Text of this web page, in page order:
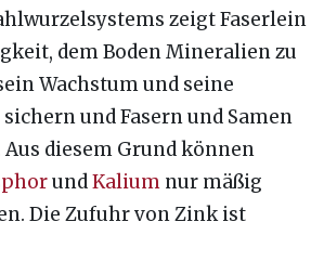
zeigt Faserlein
dem Boden Mineralien zu
Wachstum und seine
und Fasern und Samen
diesem Grund können
undKalium nur mäßig
Die Zufuhr von Zink ist